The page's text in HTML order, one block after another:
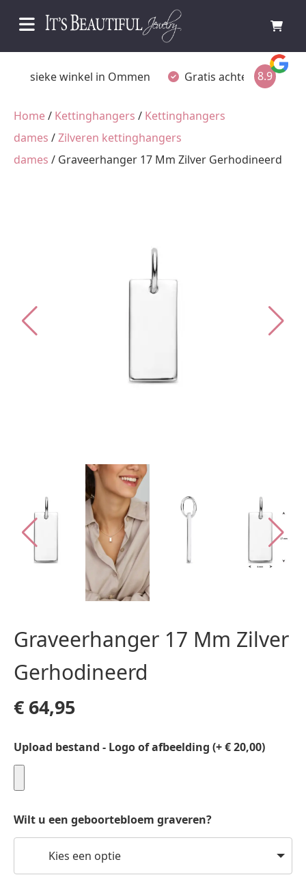
Fysieke winkel in Ommen Gratis achteraf betalen
8.9
Home/ Kettinghangers / Kettinghangers
dames /Zilveren kettinghangers
dames / Graveerhanger 17 Mm Zilver Gerhodineerd
Graveerhanger 17 Mm Zilver
Gerhodineerd
€ 64,95
Upload bestand - Logo of afbeelding (+ € 20,00)
Wilt u een geboortebloem graveren?
Kies een optie